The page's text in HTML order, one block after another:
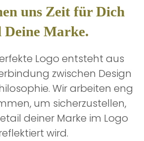
uns Zeit für Dich
Deine Marke.
Logo entsteht aus
zwischen Design
Wir arbeiten eng
um sicherzustellen,
deiner Marke im Logo
wird.